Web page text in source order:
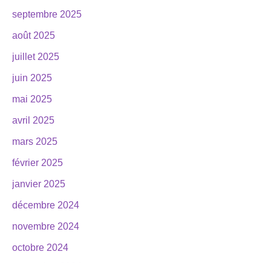
septembre 2025
août 2025
juillet 2025
juin 2025
mai 2025
avril 2025
mars 2025
février 2025
janvier 2025
décembre 2024
novembre 2024
octobre 2024